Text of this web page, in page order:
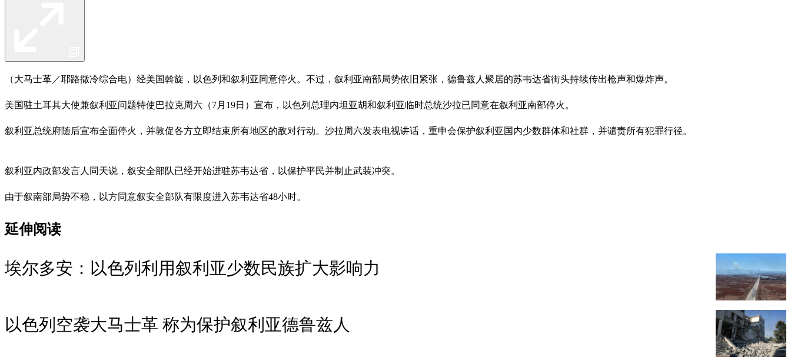
（大马士革／耶路撒冷综合电）经美国斡旋，以色列和叙利亚同意停火。不过，叙利亚南部局势依旧紧张，德鲁兹人聚居的苏韦达省街头持续传出枪声和爆炸声。
美国驻土耳其大使兼叙利亚问题特使巴拉克周六（7月19日）宣布，以色列总理内坦亚胡和叙利亚临时总统沙拉已同意在叙利亚南部停火。
叙利亚总统府随后宣布全面停火，并敦促各方立即结束所有地区的敌对行动。沙拉周六发表电视讲话，重申会保护叙利亚国内少数群体和社群，并谴责所有犯罪行径。
叙利亚内政部发言人同天说，叙安全部队已经开始进驻苏韦达省，以保护平民并制止武装冲突。
由于叙南部局势不稳，以方同意叙安全部队有限度进入苏韦达省48小时。
延伸阅读
埃尔多安：以色列利用叙利亚少数民族扩大影响力
以色列空袭大马士革 称为保护叙利亚德鲁兹人